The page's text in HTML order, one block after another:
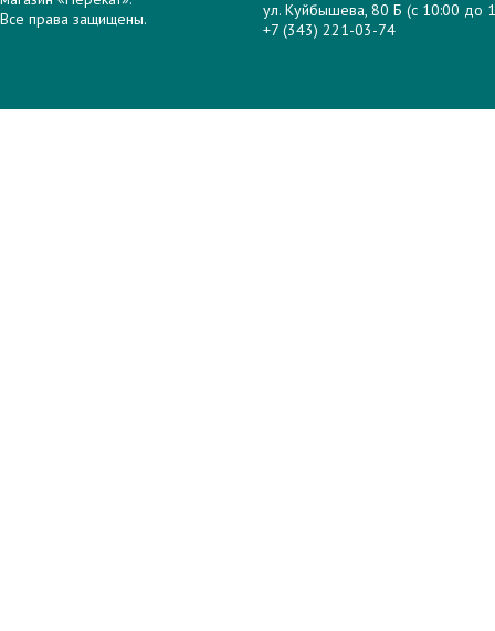
Все права защищены.
ул. Куйбышева, 80 Б (с 10:00 до
+7 (343) 221-03-74